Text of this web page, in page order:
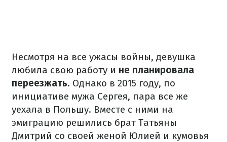
Несмотря на все ужасы войны, девушка
любила свою работу и не планировала
переезжать. Однако в 2015 году, по
инициативе мужа Сергея, пара все же
уехала в Польшу. Вместе с ними на
эмиграцию решились брат Татьяны
Дмитрий со своей женой Юлией и кумовья